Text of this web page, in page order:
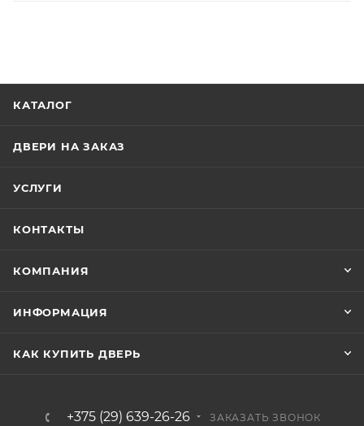
КАТАЛОГ
ДВЕРИ НА ЗАКАЗ
УСЛУГИ
КОНТАКТЫ
КОМПАНИЯ
ИНФОРМАЦИЯ
КАК КУПИТЬ ДВЕРЬ
+375 (29) 639-26-26 ЗАКАЗАТЬ ЗВОНОК